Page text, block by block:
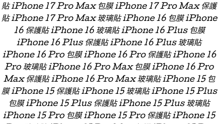
貼 iPhone 17 Pro Max 包膜 iPhone 17 Pro Max 保護
貼 iPhone 17 Pro Max 玻璃貼 iPhone 16 包膜 iPhone
16 保護貼 iPhone 16 玻璃貼 iPhone 16 Plus 包膜
iPhone 16 Plus 保護貼 iPhone 16 Plus 玻璃貼
iPhone 16 Pro 包膜 iPhone 16 Pro 保護貼 iPhone 16
Pro 玻璃貼 iPhone 16 Pro Max 包膜 iPhone 16 Pro
Max 保護貼 iPhone 16 Pro Max 玻璃貼 iPhone 15 包
膜 iPhone 15 保護貼 iPhone 15 玻璃貼 iPhone 15 Plus
包膜 iPhone 15 Plus 保護貼 iPhone 15 Plus 玻璃貼
iPhone 15 Pro 包膜 iPhone 15 Pro 保護貼 iPhone 15